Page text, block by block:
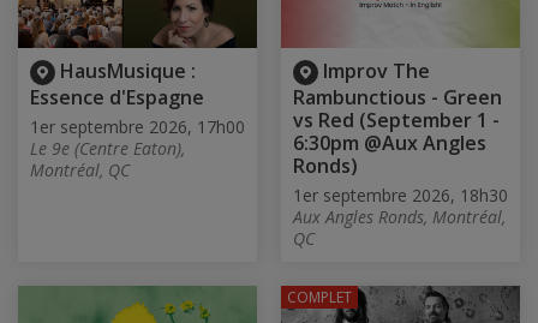
HausMusique :
Essence d'Espagne
1er septembre 2026, 17h00
Le 9e (Centre Eaton),
Montréal, QC
Improv The
Rambunctious - Green
vs Red (September 1 -
6:30pm @Aux Angles
Ronds)
1er septembre 2026, 18h30
Aux Angles Ronds, Montréal,
QC
COMPLET